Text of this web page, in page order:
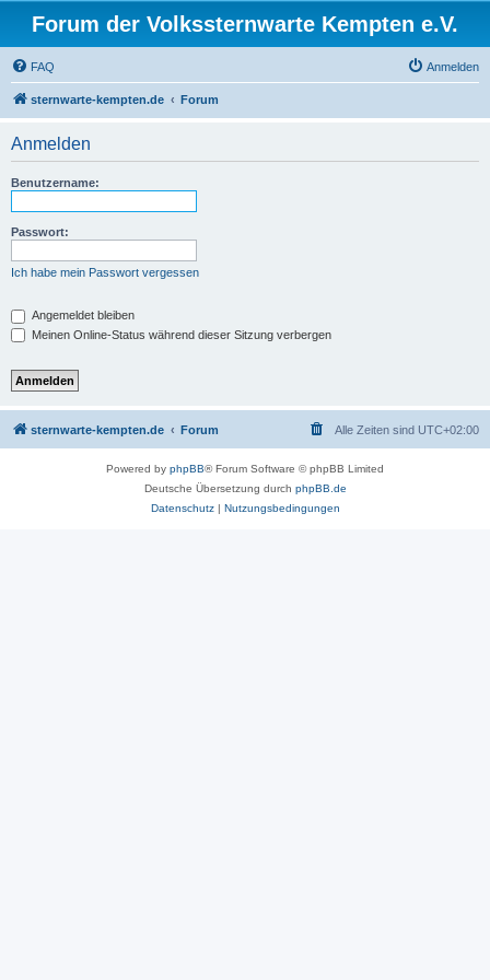
Forum der Volkssternwarte Kempten e.V.
FAQ Anmelden
sternwarte-kempten.de Forum
Anmelden
Benutzername:
Passwort:
Ich habe mein Passwort vergessen
Angemeldet bleiben
Meinen Online-Status während dieser Sitzung verbergen
sternwarte-kempten.de Forum Alle Zeiten sind UTC+02:00
Powered by phpBB® Forum Software © phpBB Limited
Deutsche Übersetzung durch phpBB.de
Datenschutz| Nutzungsbedingungen